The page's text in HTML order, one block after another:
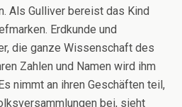
Als Gulliver bereist das Kind
Erdkunde und
die ganze Wissenschaft des
Zahlen und Namen wird ihm
nimmt an ihren Geschäften teil,
bei, sieht